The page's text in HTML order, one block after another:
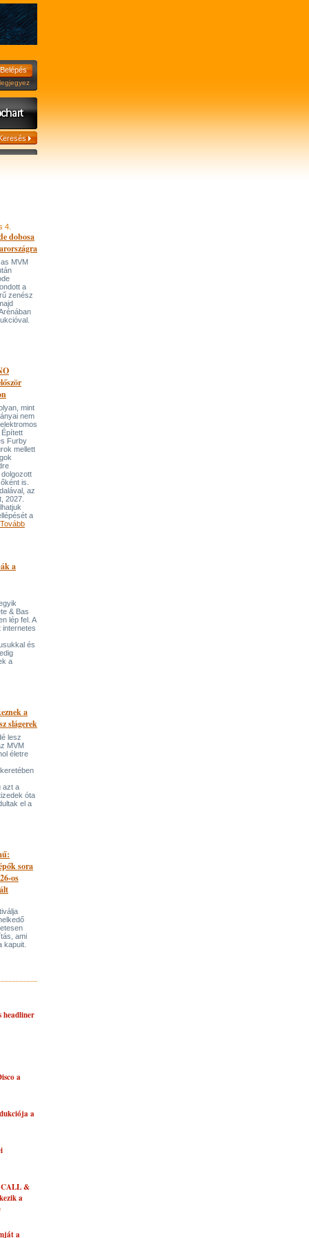
4.
dobosa
MVM
a
zenész
mint
nem
Furby
mellett
is.
az
2027.
a
Tovább
a
& Bas
lép fel. A
internetes
és
a
a
slágerek
lesz
MVM
életre
azt a
óta
el a
sora
os
ami
kapuit.
headliner
a
a
CALL &
a
a